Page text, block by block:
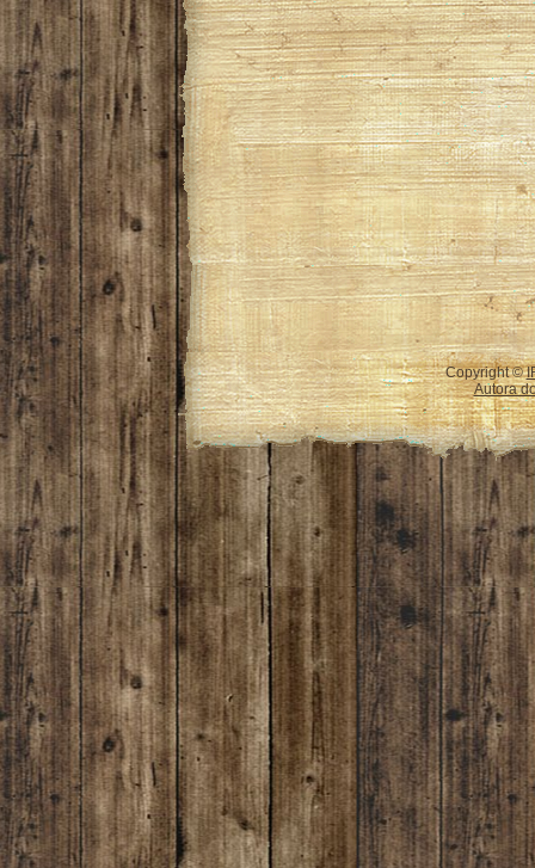
Copyright ©
Autora